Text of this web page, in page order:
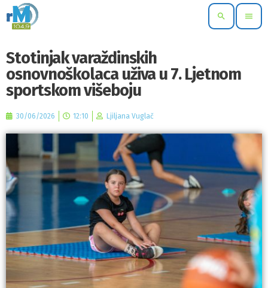
search menu
Stotinjak varaždinskih
osnovnoškolaca uživa u 7. Ljetnom
sportskom višeboju
30/06/2026 12:10 Ljiljana Vuglač